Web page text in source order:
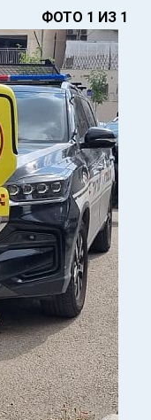
ФОТО 1 ИЗ 1